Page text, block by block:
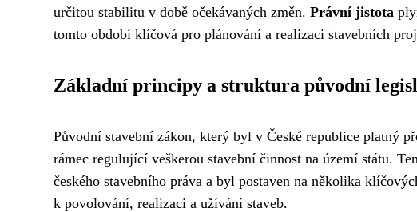
určitou stabilitu v době očekávaných změn. Právní jistota
tomto období klíčová pro plánování a realizaci stavebních
Základní principy a struktura původní
Původní stavební zákon, který byl v České republice platný
rámec regulující veškerou stavební činnost na území státu.
českého stavebního práva a byl postaven na několika
k povolování, realizaci a užívání staveb.